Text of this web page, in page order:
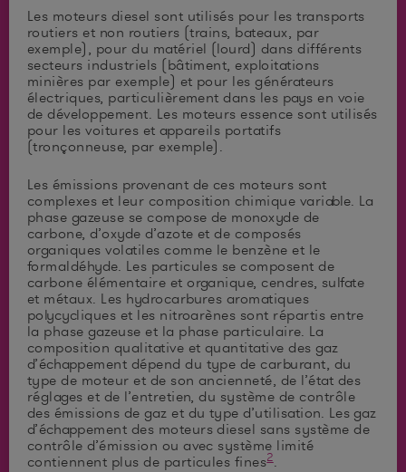
Les moteurs diesel sont utilisés pour les transports
routiers et non routiers (trains, bateaux, par
exemple), pour du matériel (lourd) dans différents
secteurs industriels (bâtiment, exploitations
minières par exemple) et pour les générateurs
électriques, particulièrement dans les pays en voie
de développement. Les moteurs essence sont utilisés
pour les voitures et appareils portatifs
(tronçonneuse, par exemple).
Les émissions provenant de ces moteurs sont
complexes et leur composition chimique variable. La
phase gazeuse se compose de monoxyde de
carbone, d’oxyde d’azote et de composés
organiques volatiles comme le benzène et le
formaldéhyde. Les particules se composent de
carbone élémentaire et organique, cendres, sulfate
et métaux. Les hydrocarbures aromatiques
polycycliques et les nitroarènes sont répartis entre
la phase gazeuse et la phase particulaire. La
composition qualitative et quantitative des gaz
d’échappement dépend du type de carburant, du
type de moteur et de son ancienneté, de l’état des
réglages et de l’entretien, du système de contrôle
des émissions de gaz et du type d’utilisation. Les gaz
d’échappement des moteurs diesel sans système de
contrôle d’émission ou avec système limité
contiennent plus de particules fines2.